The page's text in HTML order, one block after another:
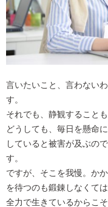
言いたいこと、言わない
す。
それでも、静観することも
どうしても、毎日を懸命
していると被害が及ぶの
す。
ですが、そこを我慢。か
を待つのも鍛錬しなくては
全力で生きているからこ